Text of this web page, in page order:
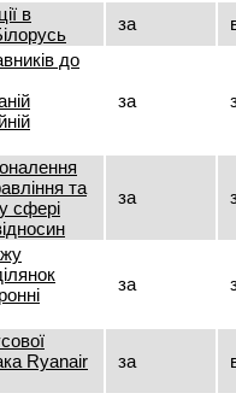
в
за
до
за
та
сфері
за
за
Ryаnair
за